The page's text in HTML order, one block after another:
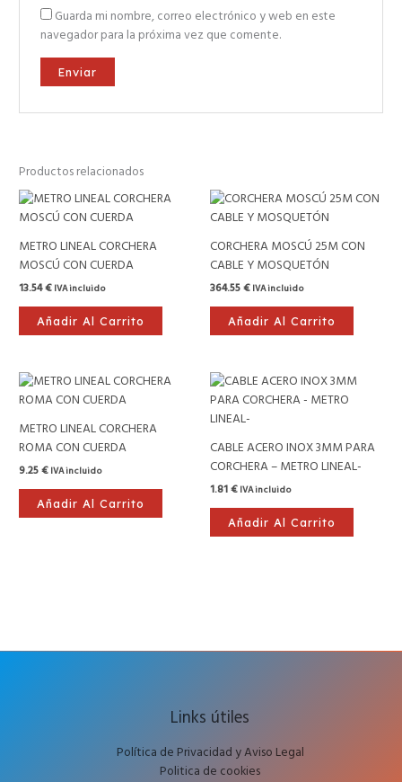
Guarda mi nombre, correo electrónico y web en este
navegador para la próxima vez que comente.
Productos relacionados
METRO LINEAL CORCHERA
MOSCÚ CON CUERDA
13.54€ IVA incluido
Añadir Al Carrito
CORCHERA MOSCÚ 25M CON
CABLE Y MOSQUETÓN
364.55€ IVA incluido
Añadir Al Carrito
METRO LINEAL CORCHERA
ROMA CON CUERDA
9.25€ IVA incluido
Añadir Al Carrito
CABLE ACERO INOX 3MM PARA
CORCHERA – METRO LINEAL-
1.81€ IVA incluido
Añadir Al Carrito
Links útiles
Política de Privacidad y Aviso Legal
Politica de cookies